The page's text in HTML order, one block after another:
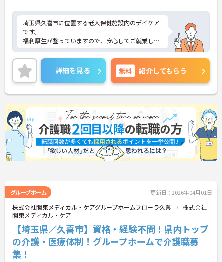
埼玉県久喜市に位置する老人保健施設内のデイケア
です。
福利厚生が整っていますので、安心してご就業して
いただけます。
日勤帯でのお仕事ですので、プライベートとの両立
もしやすいです。
非常勤でも昇給がございますので、頑張りを評価し
ていただけます！
ご興味ある方には、面接対策ポイントなど、さらに
詳細をお話しいたしますのでお気軽にご相談くださ
い！
詳細を見る 無料 紹介してもらう
グループホーム 更新日：2026年04月01日
株式会社関東メディカル・ケアグループホームフローラ久喜
株式会社
関東メディカル・ケア
【埼玉県／久喜市】資格・経験不問！県内トップ
の介護・医療体制！グループホームで介護職募
集！